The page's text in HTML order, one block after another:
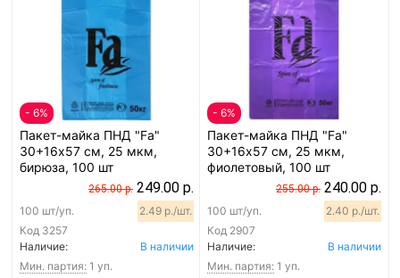
- 6%
Пакет-майка ПНД "Fa"
30+16х57 см, 25 мкм,
бирюза, 100 шт
265.00 р. 249.00 р.
Код 3257
100 шт/уп. 2.49 р./шт.
Наличие:
В наличии
Мин. партия: 1 уп.
- 6%
Пакет-майка ПНД "Fa"
30+16х57 см, 25 мкм,
фиолетовый, 100 шт
255.00 р. 240.00 р.
Код 2907
100 шт/уп. 2.40 р./шт.
Наличие:
В наличии
Мин. партия: 1 уп.